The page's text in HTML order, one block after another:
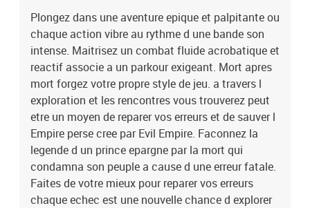
Plongez dans une aventure epique et palpitante ou
chaque action vibre au rythme d une bande son
intense. Maitrisez un combat fluide acrobatique et
reactif associe a un parkour exigeant. Mort apres
mort forgez votre propre style de jeu. a travers l
exploration et les rencontres vous trouverez peut
etre un moyen de reparer vos erreurs et de sauver l
Empire perse cree par Evil Empire. Faconnez la
legende d un prince epargne par la mort qui
condamna son peuple a cause d une erreur fatale.
Faites de votre mieux pour reparer vos erreurs
chaque echec est une nouvelle chance d explorer